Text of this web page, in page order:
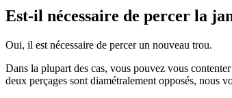
Est-il nécessaire de percer la
Oui, il est nécessaire de percer un nouveau trou.
Dans la plupart des cas, vous pouvez vous
deux perçages sont diamétralement opposés, nous